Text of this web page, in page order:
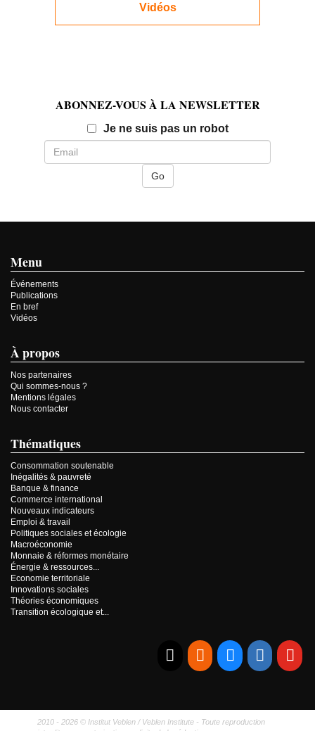
Vidéos
ABONNEZ-VOUS À LA NEWSLETTER
Je ne suis pas un robotEmail
Menu
Événements
Publications
En bref
Vidéos
À propos
Nos partenaires
Qui sommes-nous ?
Mentions légales
Nous contacter
Thématiques
Consommation soutenable
Inégalités & pauvreté
Banque & finance
Commerce international
Nouveaux indicateurs
Emploi & travail
Politiques sociales et écologie
Macroéconomie
Monnaie & réformes monétaire
Énergie & ressources...
Economie territoriale
Innovations sociales
Théories économiques
Transition écologique et...
2010 - 2026 © Institut Veblen / Veblen Institute - Toute reproduction